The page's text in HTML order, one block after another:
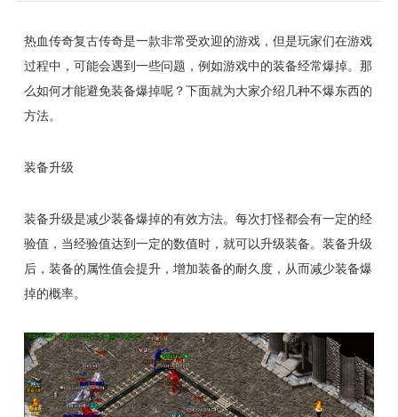
热血传奇复古传奇是一款非常受欢迎的游戏，但是玩家们在游戏
过程中，可能会遇到一些问题，例如游戏中的装备经常爆掉。那
么如何才能避免装备爆掉呢？下面就为大家介绍几种不爆东西的
方法。
装备升级
装备升级是减少装备爆掉的有效方法。每次打怪都会有一定的经
验值，当经验值达到一定的数值时，就可以升级装备。装备升级
后，装备的属性值会提升，增加装备的耐久度，从而减少装备爆
掉的概率。